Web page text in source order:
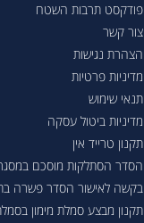
פודקסט תרבות השטח
צור קשר
הצהרת נגישות
מדיניות פרטיות
תנאי שימוש
מדיניות ביטול עסקה
תקנון טרייד אין
הסדר הסתלקות מוסכם במסגרת
בקשה לאישור הסדר פשרה בת"צ 38503-08-23 בעניין טווחי נסיעה ברכבי פיאט
תקנון מבצע סמלת מימון